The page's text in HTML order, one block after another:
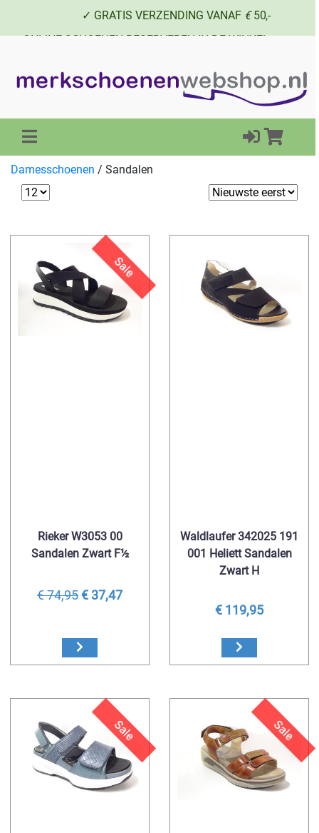
✓ GRATIS VERZENDING VANAF €50,-
✓ ONLINE SCHOENEN RESERVEREN IN DE WINKEL
Damesschoenen / Sandalen
Sale
Rieker W3053 00
Sandalen Zwart F½
€ 74,95€ 37,47
Waldlaufer 342025 191
001 Heliett Sandalen
Zwart H
€ 119,95
Sale Sale